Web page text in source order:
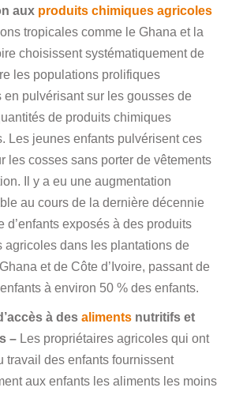
aux produits chimiques agricoles
tropicales comme le Ghana et la
choisissent systématiquement de
les populations prolifiques
en pulvérisant sur les gousses de
de produits chimiques
Les jeunes enfants pulvérisent ces
les cosses sans porter de vêtements
Il y a eu une augmentation
au cours de la dernière décennie
d’enfants exposés à des produits
agricoles dans les plantations de
et de Côte d’Ivoire, passant de
à environ 50 % des enfants.
à des aliments nutritifs et
– Les propriétaires agricoles qui ont
travail des enfants fournissent
aux enfants les aliments les moins